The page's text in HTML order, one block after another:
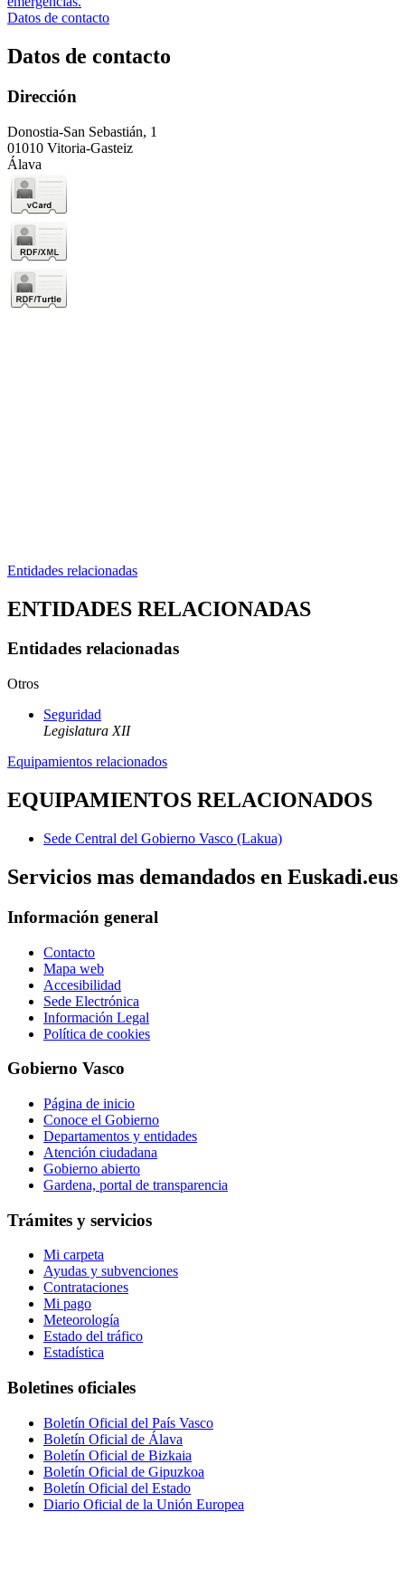
Datos de contacto
Datos de contacto
Dirección
Donostia-San Sebastián, 1
01010 Vitoria-Gasteiz
Álava
Entidades relacionadas
ENTIDADES RELACIONADAS
Entidades relacionadas
Otros
Seguridad
Legislatura XII
Equipamientos relacionados
EQUIPAMIENTOS RELACIONADOS
Sede Central del Gobierno Vasco (Lakua)
Servicios mas demandados en Euskadi.eus
Información general
Contacto
Mapa web
Accesibilidad
Sede Electrónica
Información Legal
Política de cookies
Gobierno Vasco
Página de inicio
Conoce el Gobierno
Departamentos y entidades
Atención ciudadana
Gobierno abierto
Gardena, portal de transparencia
Trámites y servicios
Mi carpeta
Ayudas y subvenciones
Contrataciones
Mi pago
Meteorología
Estado del tráfico
Estadística
Boletines oficiales
Boletín Oficial del País Vasco
Boletín Oficial de Álava
Boletín Oficial de Bizkaia
Boletín Oficial de Gipuzkoa
Boletín Oficial del Estado
Diario Oficial de la Unión Europea